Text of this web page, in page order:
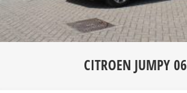
CITROEN JUMPY 06